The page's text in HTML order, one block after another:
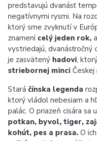
predstavujú dvanásť
negatívnymi rysmi. Na
ktorý sme zvyknutí v
znamení celý jeden rok,
vystriedajú, dvanásťročný
je zasvätený hadovi,
striebornej minci Českej
Stará čínska legenda
ktorý vládol nebesiam a
palác. O priazeň cisára sa
potkan, byvol, tiger,
kohút, pes a prasa. O